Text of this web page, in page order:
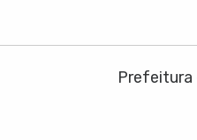
Prefeitura